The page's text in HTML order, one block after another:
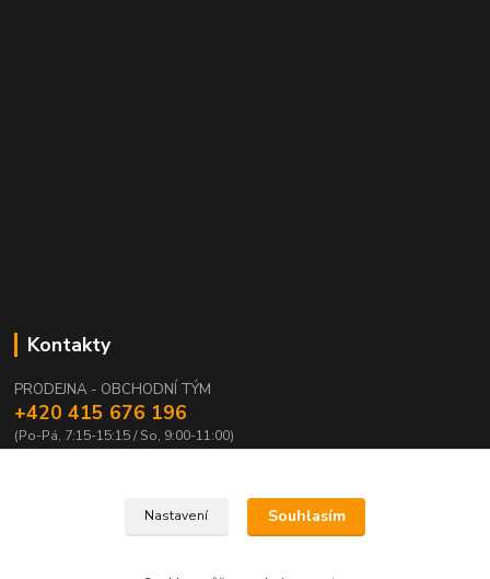
Kontakty
PRODEJNA - OBCHODNÍ TÝM
+420 415 676 196
(Po-Pá, 7:15-15:15 / So, 9:00-11:00)
Nastavení Souhlasím